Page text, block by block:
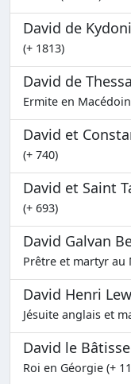
David de
(+ 1813)
David de
Ermite en
David et
(+ 740)
David et Saint
(+ 693)
David Galvan
Prêtre et martyr au
David Henri
Jésuite anglais et
David le
Roi en Géorgie (+